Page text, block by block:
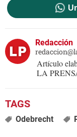
Redacción
Artículo
LA
Odebrecht